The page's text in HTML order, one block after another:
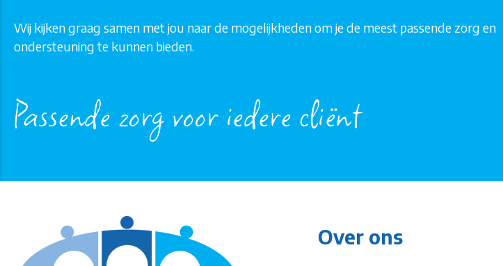
Wij kijken graag samen met jou naar de mogelijkheden om je de meest passende zorg en
ondersteuning te kunnen bieden.
Passende zorg voor iedere cliënt
Over ons